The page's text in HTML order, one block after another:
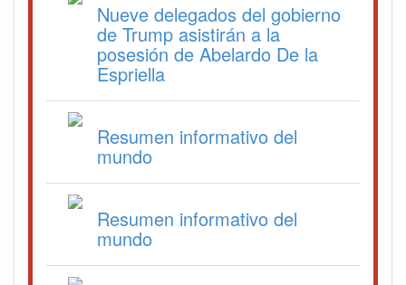
Nueve delegados del gobierno
de Trump asistirán a la
posesión de Abelardo De la
Espriella
Resumen informativo del
mundo
Resumen informativo del
mundo